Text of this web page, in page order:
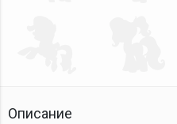
Описание